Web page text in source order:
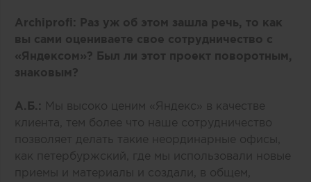
Archiprofi : Раз уж об этом зашла речь, то как
вы сами оцениваете свое сотрудничество с
«Яндексом»? Был ли этот проект поворотным,
знаковым?
А.Б.: Мы высоко ценим «Яндекс» в качестве
клиента, тем более что наше сотрудничество
позволяет делать такие неординарные офисы,
как петербуржский, где мы использовали новые
приемы и материалы и создали, в общем,